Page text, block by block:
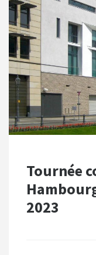
Tournée
2023